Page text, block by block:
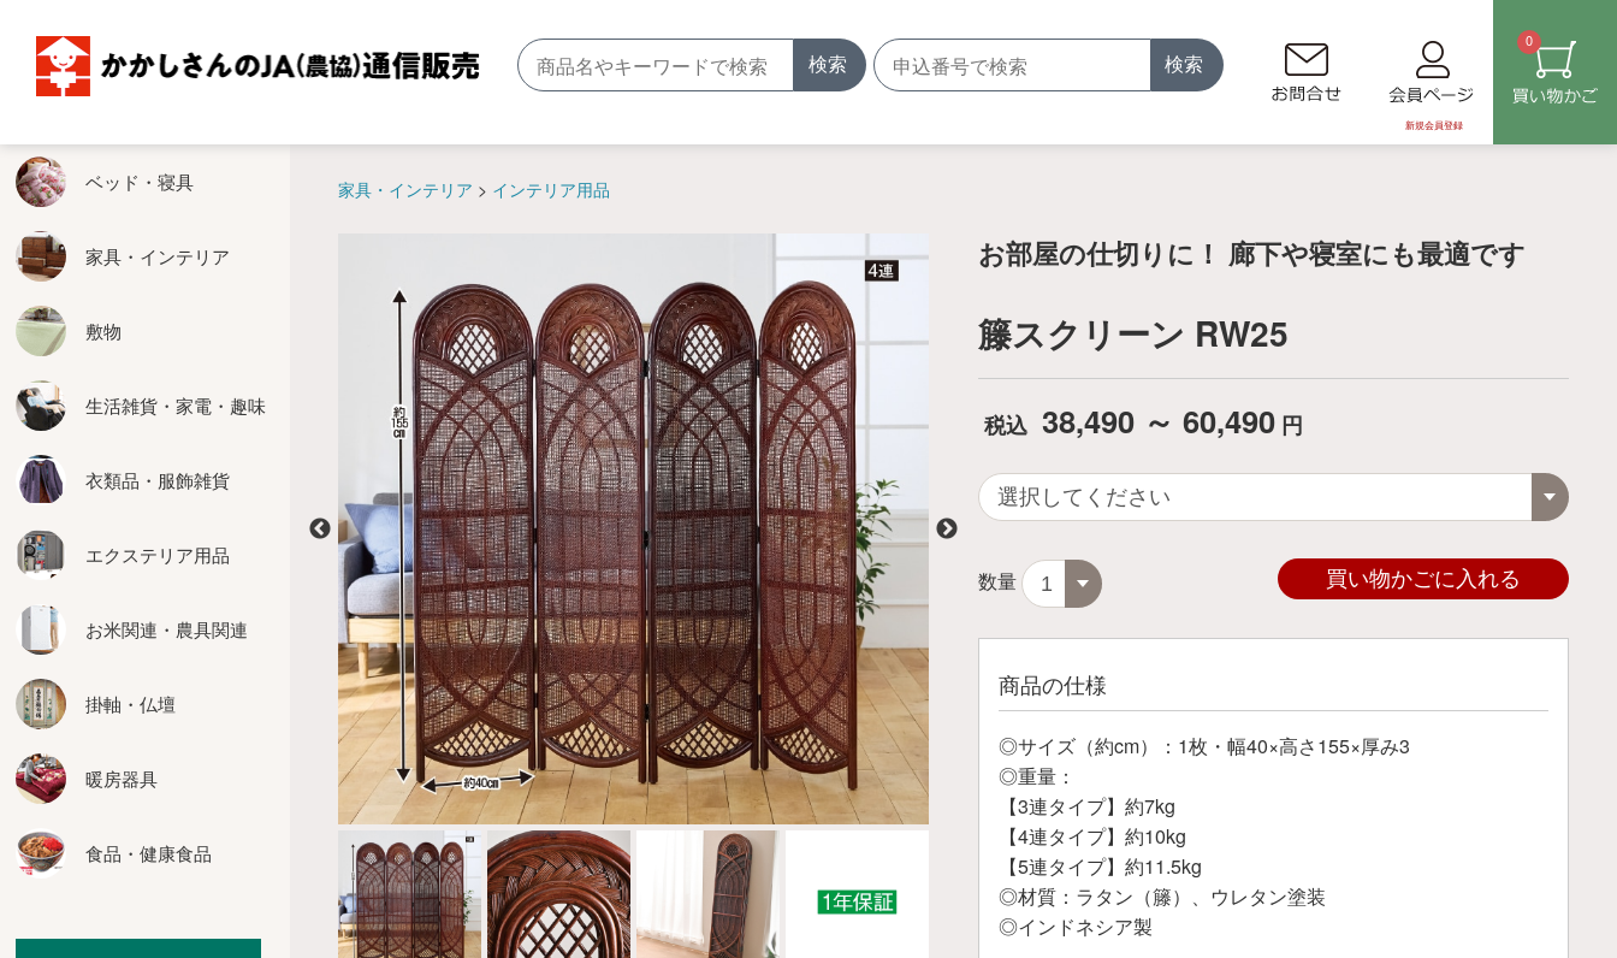
検索 検索
新規会員登録
0
家具・インテリア インテリア用品
お部屋の仕切りに！ 廊下や寝室にも最適です
籐スクリーン RW25
税込 38,490 ～ 60,490 円
数量 買い物かごに入れる
商品の仕様
◎サイズ（約cm）：1枚・幅40×高さ155×厚み3
◎重量：
【3連タイプ】約7kg
【4連タイプ】約10kg
【5連タイプ】約11.5kg
◎材質：ラタン（籐）、ウレタン塗装
◎インドネシア製
ベッド・寝具 ベッド・寝具
その他の寝具
家具・インテリア
家具・インテリア
テーブル
座椅子
座布団
インテリア用品
カーテン
その他の家具
敷物
敷物
カーペット
玄関マット
その他の敷物
生活雑貨・家電・趣味
生活雑貨・家電・趣味
生活雑貨
キッチン用品
お掃除
衣類品・服飾雑貨
衣類品・服飾雑貨
エクステリア用品
エクステリア用品
エクステリアその他
お米関連・農具関連
お米関連・農具関連
米びつクーラー
その他お米関連
農具関連
掛軸・仏壇
掛軸・仏壇
仏壇仏具
床の間関連
暖房器具
暖房器具
ホットカーペット
その他暖房器具
食品・健康食品
食品・健康食品
健康食品